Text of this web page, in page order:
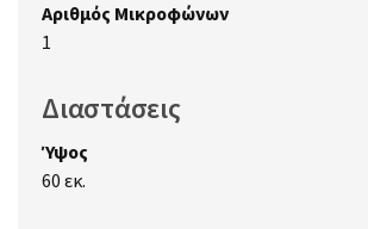
Αριθμός Μικροφώνων
1
Διαστάσεις
Ύψος
60 εκ.